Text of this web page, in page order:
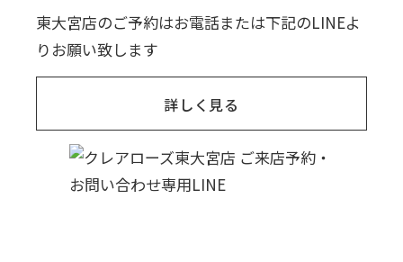
東大宮店のご予約はお電話または下記のLINEよ
りお願い致します
詳しく見る